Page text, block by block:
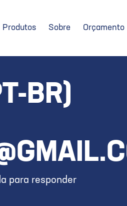
Produtos Sobre Orçamento
BR)
para responder